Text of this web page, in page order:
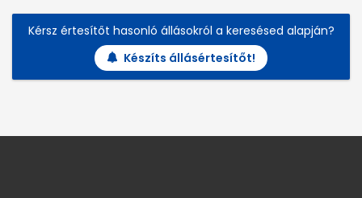
Kérsz értesítőt hasonló állásokról a keresésed alapján?
Készíts állásértesítőt!